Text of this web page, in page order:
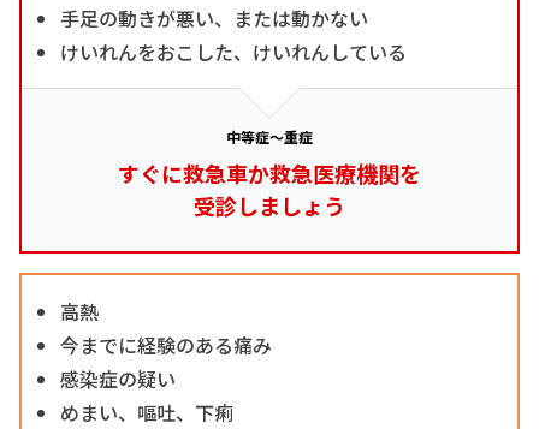
手足の動きが悪い、または動かない
けいれんをおこした、けいれんしている
中等症～重症
すぐに救急車か救急医療機関を
受診しましょう
高熱
今までに経験のある痛み
感染症の疑い
めまい、嘔吐、下痢